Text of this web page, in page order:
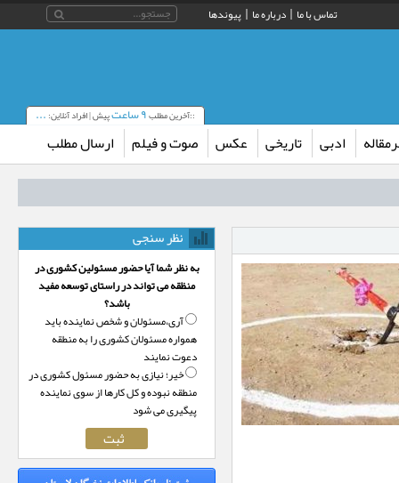
تماس با ما درباره ما پیوندها
::آخرین مطلب۹ ساعت پیش | افراد آنلاین:...
ادبی تاریخی عکس صوت و فیلم ارسال مطلب
نظر سنجی
به نظر شما آیا حضور مسئولین کشوری در
منظقه می تواند در راستای توسعه مفید
باشد؟
آری،‌مسئولان و شخص نماینده باید
همواره مسئولان کشوری را به منطقه
دعوت نمایند
خیر؛‌ نیازی به حضور مسئول کشوری در
منطقه نبوده و کل کارها از سوی نماینده
پیگیری می شود